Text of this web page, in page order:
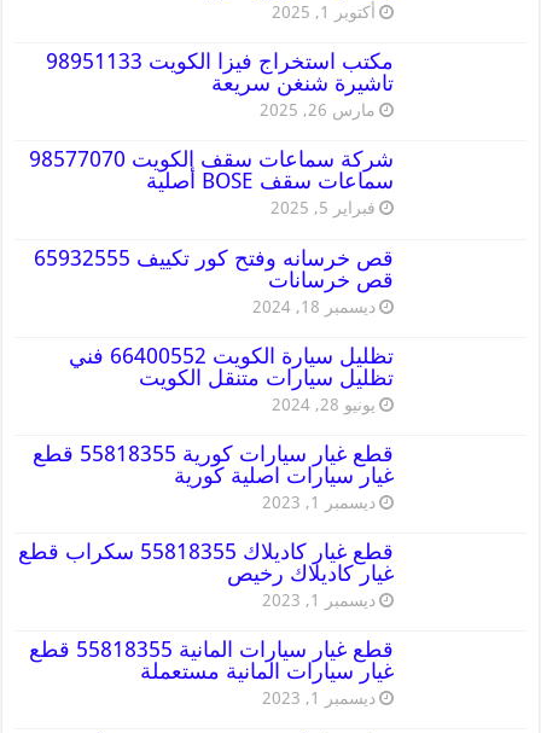
أكتوبر 1, 2025
مكتب استخراج فيزا الكويت 98951133
تاشيرة شنغن سريعة
مارس 26, 2025
شركة سماعات سقف الكويت 98577070
سماعات سقف BOSE أصلية
فبراير 5, 2025
قص خرسانه وفتح كور تكييف 65932555
قص خرسانات
ديسمبر 18, 2024
تظليل سيارة الكويت 66400552 فني
تظليل سيارات متنقل الكويت
يونيو 28, 2024
قطع غيار سيارات كورية 55818355 قطع
غيار سيارات اصلية كورية
ديسمبر 1, 2023
قطع غيار كاديلاك 55818355 سكراب قطع
غيار كاديلاك رخيص
ديسمبر 1, 2023
قطع غيار سيارات المانية 55818355 قطع
غيار سيارات المانية مستعملة
ديسمبر 1, 2023